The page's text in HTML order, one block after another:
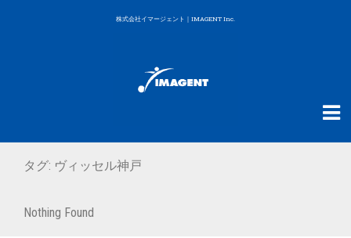
株式会社イマージェント｜IMAGENT Inc.
タグ: ヴィッセル神戸
Nothing Found